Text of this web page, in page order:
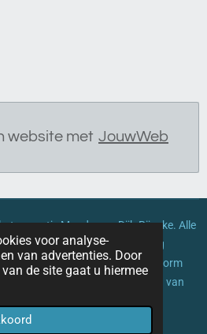
voor analyse-
van advertenties. Door
de site gaat u hiermee
website met JouwWeb
zonnetjeMagda van Dijk-Rijneke. Alle
enkel deel van dit document mag
of overgedragen in enige vorm
toestemming van Magda van